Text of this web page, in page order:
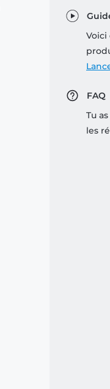
FAQ
Tu
les